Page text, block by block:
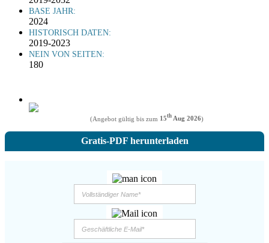
BASE JAHR:
2024
HISTORISCH DATEN:
2019-2023
NEIN VON SEITEN:
180
(Angebot gültig bis zum 15thAug 2026)
Gratis-PDF herunterladen